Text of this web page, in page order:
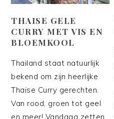
THAISE GELE
CURRY MET VIS EN
BLOEMKOOL
Thailand staat natuurlijk
bekend om zijn heerlijke
Thaise Curry gerechten.
Van rood, groen tot geel
en meer! Vandaag zetten